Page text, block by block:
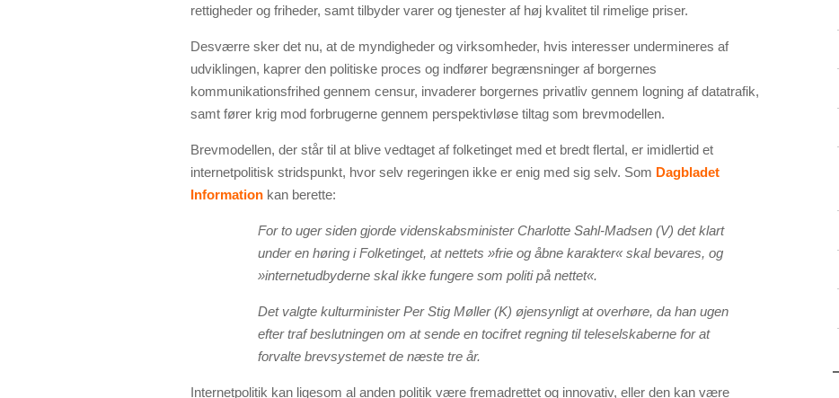
rettigheder og friheder, samt tilbyder varer og tjenester af høj kvalitet til rimelige priser.
Desværre sker det nu, at de myndigheder og virksomheder, hvis interesser undermineres af
udviklingen, kaprer den politiske proces og indfører begrænsninger af borgernes
kommunikationsfrihed gennem censur, invaderer borgernes privatliv gennem logning af datatrafik,
samt fører krig mod forbrugerne gennem perspektivløse tiltag som brevmodellen.
Brevmodellen, der står til at blive vedtaget af folketinget med et bredt flertal, er imidlertid et
internetpolitisk stridspunkt, hvor selv regeringen ikke er enig med sig selv. Som Dagbladet
Information kan berette:
For to uger siden gjorde videnskabsminister Charlotte Sahl-Madsen (V) det klart
under en høring i Folketinget, at nettets »frie og åbne karakter« skal bevares, og
»internetudbyderne skal ikke fungere som politi på nettet«.
Det valgte kulturminister Per Stig Møller (K) øjensynligt at overhøre, da han ugen
efter traf beslutningen om at sende en tocifret regning til teleselskaberne for at
forvalte brevsystemet de næste tre år.
Internetpolitik kan ligesom al anden politik være fremadrettet og innovativ, eller den kan være